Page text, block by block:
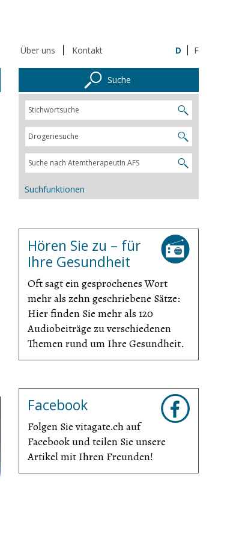
Über uns Kontakt D F
Suche
Suchfunktionen
Hören Sie zu – für
Ihre Gesundheit
Oft sagt ein gesprochenes Wort
mehr als zehn geschriebene Sätze:
Hier finden Sie mehr als 120
Audiobeiträge zu verschiedenen
Themen rund um Ihre Gesundheit.
Facebook
Folgen Sie vitagate.ch auf
Facebook und teilen Sie unsere
Artikel mit Ihren Freunden!